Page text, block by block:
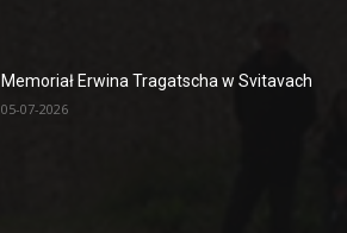
Memoriał Erwina Tragatscha w Svitavach
05-07-2026